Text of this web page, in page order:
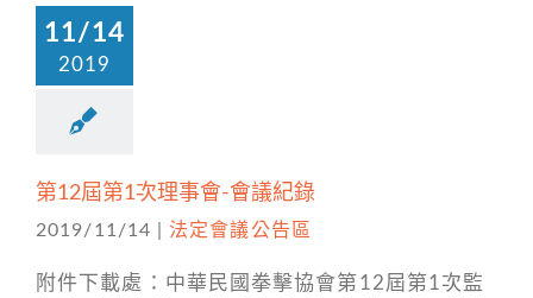
11/14
2019
第12屆第1次理事會-會議紀錄
2019/11/14 法定會議公告區
附件下載處：中華民國拳擊協會第12屆第1次監